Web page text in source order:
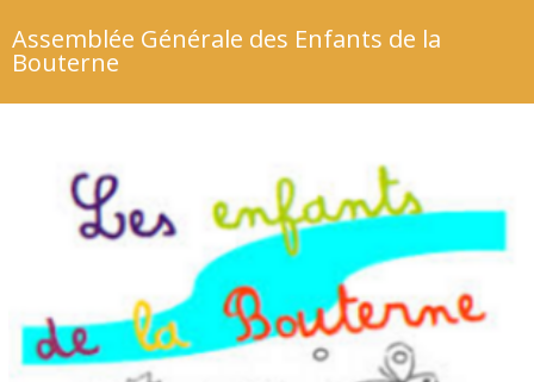
Assemblée Générale des Enfants de la
Bouterne